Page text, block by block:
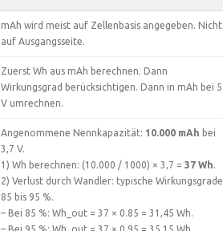
mAh wird meist auf Zellenbasis angegeben. Nicht
auf Ausgangsseite.
Zuerst Wh aus mAh berechnen. Dann
Wirkungsgrad berücksichtigen. Dann in mAh bei 5
V umrechnen.
Angenommene Nennkapazität: 10.000 mAh bei
3,7 V.
1) Wh berechnen: (10.000 / 1000) × 3,7 = 37 Wh.
2) Verlust durch Wandler: typische Wirkungsgrade
85 bis 95 %.
– Bei 85 %: Wh_out = 37 × 0.85 = 31,45 Wh.